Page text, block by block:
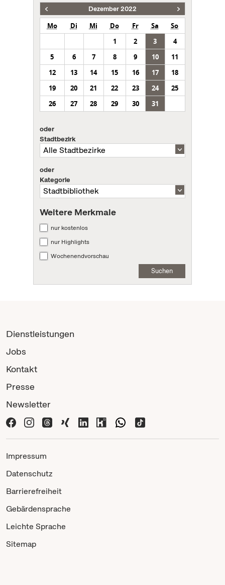
Dezember 2022
Mo Di Mi Do Fr Sa
So
1
2 3
4
5
6 7 8 9 10
11
12
13 14 15 16 17
18
19
20 21 22 23 24
25
26
27 28 29 30 31
oder
Stadtbezirk
oder
Kategorie
Weitere Merkmale
nur kostenlos
nur Highlights
Wochenendvorschau
Suchen
Dienstleistungen
Jobs
Kontakt
Presse
Newsletter
Impressum
Datenschutz
Barrierefreiheit
Gebärdensprache
Leichte Sprache
Sitemap